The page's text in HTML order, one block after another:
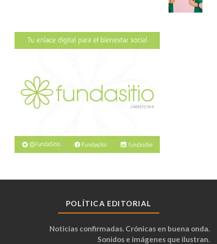
POLÍTICA EDITORIAL
Noticias confirmadas. Crónicas en buena onda.
Sonidos e imágenes que ilustran.